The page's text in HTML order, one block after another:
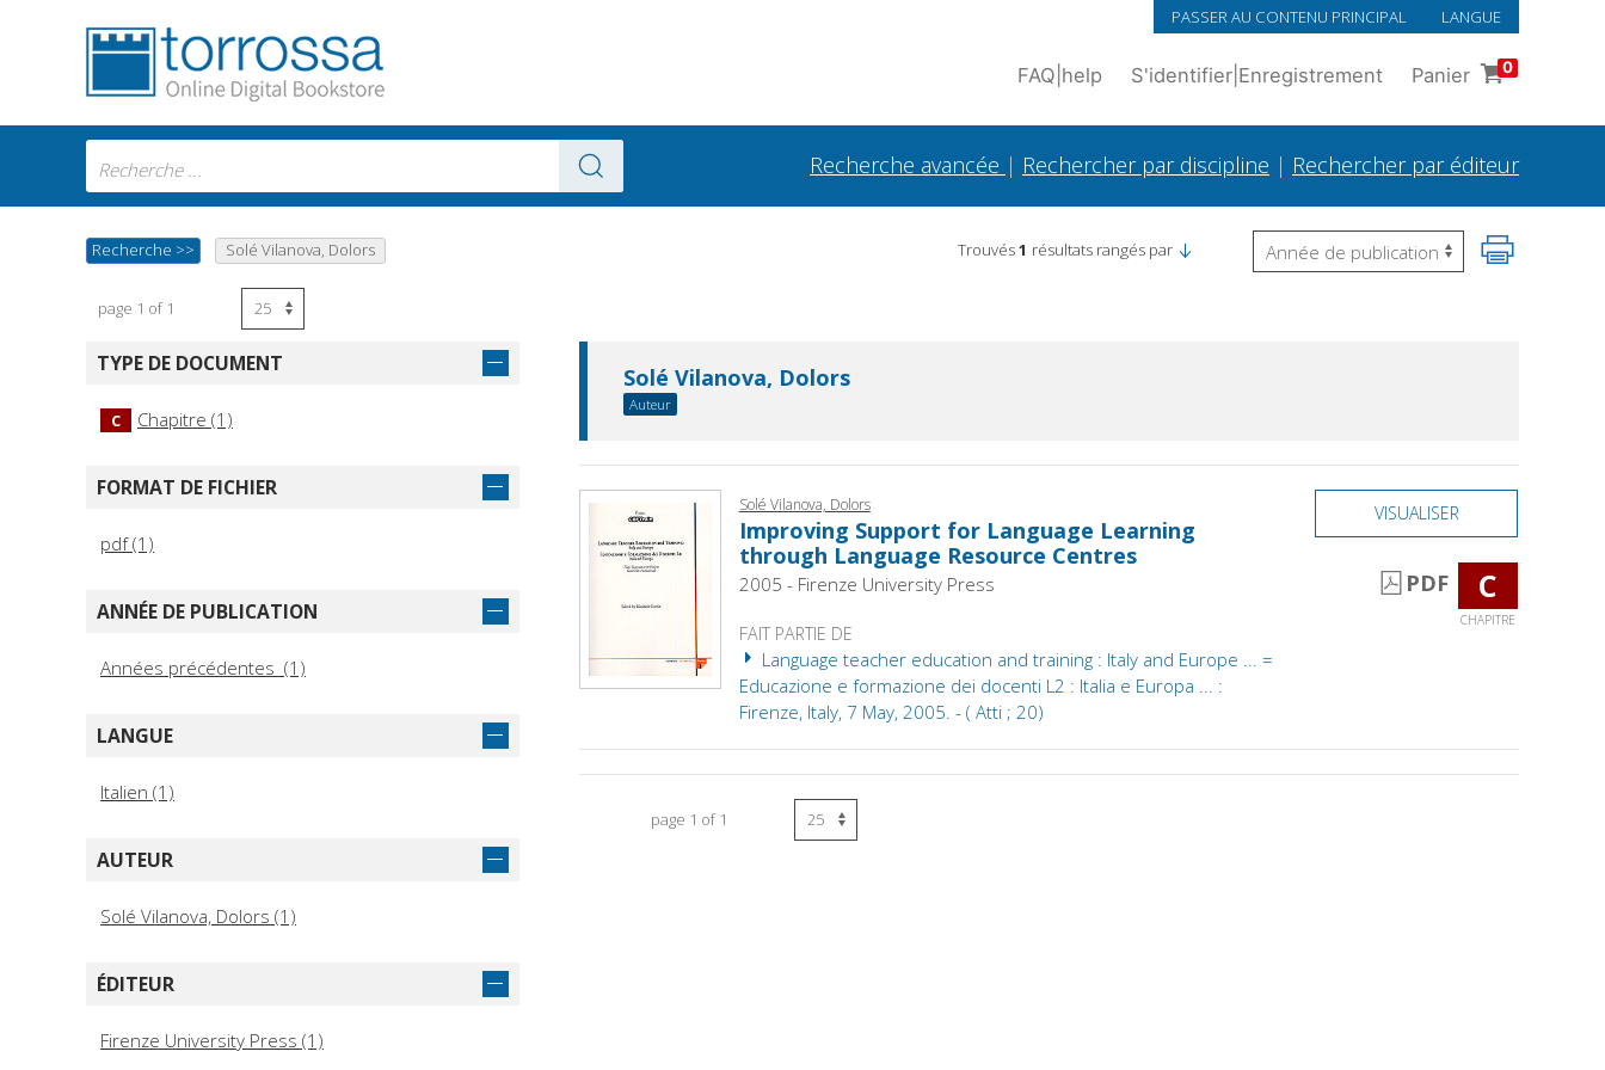
PASSER AU CONTENU PRINCIPAL LANGUE
FAQ help S'identifier Enregistrement Panier 0
Recherche avancée | Rechercher par discipline | Rechercher par éditeur
Recherche >> Solé Vilanova, Dolors Trouvés1 résultats rangés par
page 1 of 1
TYPE DE DOCUMENT
C Chapitre (1)
FORMAT DE FICHIER
pdf (1)
ANNÉE DE PUBLICATION
Années précédentes (1)
LANGUE
Italien (1)
AUTEUR
Solé Vilanova, Dolors (1)
ÉDITEUR
Firenze University Press (1)
Solé Vilanova, Dolors
Auteur
Solé Vilanova, Dolors
Improving Support for Language Learning
through Language Resource Centres
2005 - Firenze University Press
FAIT PARTIE DE
Language teacher education and training : Italy and Europe ... =
Educazione e formazione dei docenti L2 : Italia e Europa ... :
Firenze, Italy, 7 May, 2005. - ( Atti ; 20)
VISUALISER
PDF C
CHAPITRE
page 1 of 1